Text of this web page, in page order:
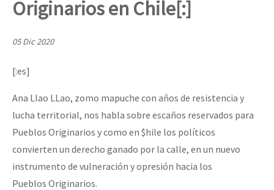
Mundo
AutonomÍa y Resistencia
Megaproyectos
Presos
Mujeres
Se o México sabe, que o mundo saiba! Nossas lutas pela
[25 abr – CDMX] Tokín por el CNI: 30 años de Resistencia y
Originarios en Chile[:]
05 Dic 2020
[:es]
Ana Llao LLao, zomo mapuche con años de resistencia y
lucha territorial, nos habla sobre escaños reservados para
Pueblos Originarios y como en $hile los políticos
convierten un derecho ganado por la calle, en un nuevo
instrumento de vulneración y opresión hacia los
Pueblos Originarios.